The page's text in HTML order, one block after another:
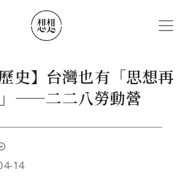
史】台灣也有「思想再
——二二八勞動營
編著有《高雄市黨外風雲》、《近
14